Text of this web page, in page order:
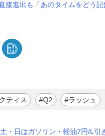
接進出も「あのタイムをどう
ティス #Q2 #ラッシュ
・日はガソリン・軽油7円/L